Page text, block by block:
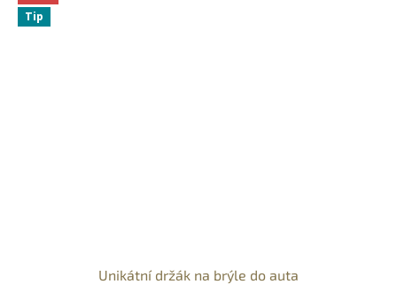
Tip
Unikátní držák na brýle do auta